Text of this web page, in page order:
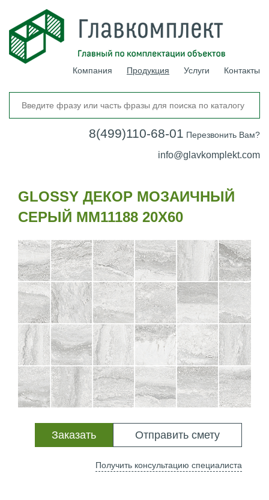
Компания Продукция Услуги Контакты
8(499)110-68-01 Перезвонить Вам?
info@glavkomplekt.com
GLOSSY ДЕКОР МОЗАИЧНЫЙ
СЕРЫЙ MM11188 20Х60
Отправить смету
Заказать
Получить консультацию специалиста